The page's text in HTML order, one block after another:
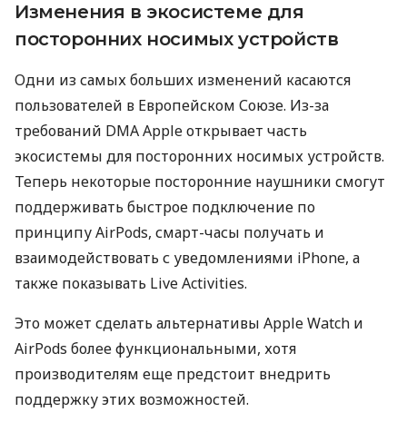
Изменения в экосистеме для
посторонних носимых устройств
Одни из самых больших изменений касаются
пользователей в Европейском Союзе. Из-за
требований DMA Apple открывает часть
экосистемы для посторонних носимых устройств.
Теперь некоторые посторонние наушники смогут
поддерживать быстрое подключение по
принципу AirPods, смарт-часы получать и
взаимодействовать с уведомлениями iPhone, а
также показывать Live Activities.
Это может сделать альтернативы Apple Watch и
AirPods более функциональными, хотя
производителям еще предстоит внедрить
поддержку этих возможностей.